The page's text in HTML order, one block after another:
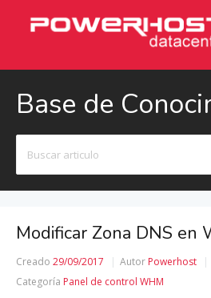
Base de
Modificar Zona DNS en
Creado 29/09/2017 Autor Powerhost
Categoría Panel de control WHM